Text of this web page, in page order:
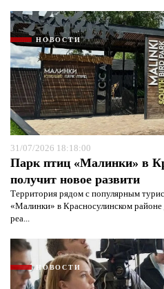
НОВОСТИ
31/07/2026 18:18:00
Парк птиц «Малинки» в
получит новое развити
Территория рядом с популярным
«Малинки» в Красносулинском
реа...
НОВОСТИ